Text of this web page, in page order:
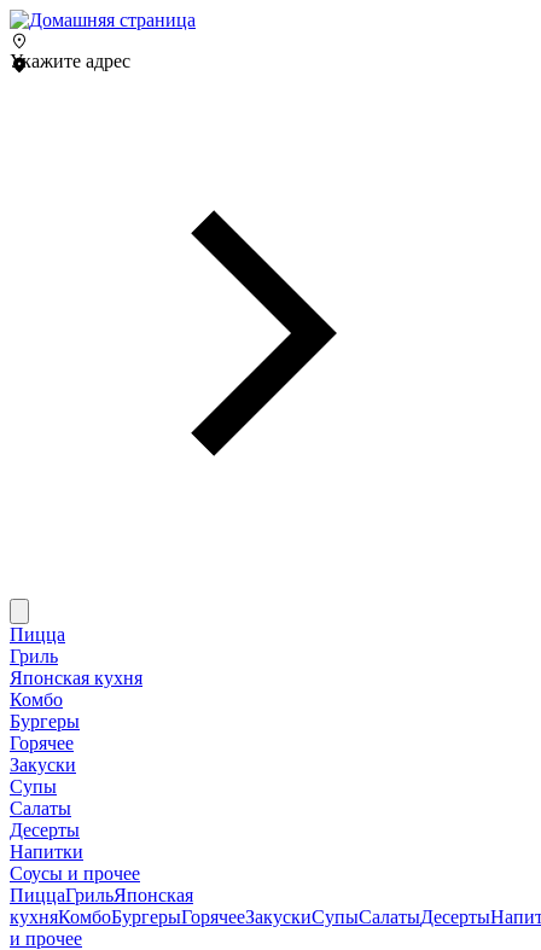
Укажите адрес
Пицца
Гриль
Японская кухня
Комбо
Бургеры
Горячее
Закуски
Супы
Салаты
Десерты
Напитки
Соусы и прочее
ПиццаГрильЯпонская
кухняКомбоБургерыГорячееЗакускиСупыСалатыДесерты
и прочее